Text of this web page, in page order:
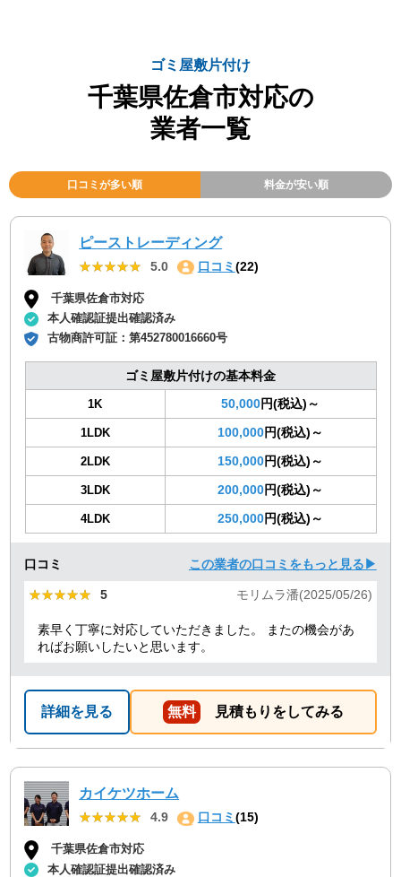
ゴミ屋敷片付け
千葉県佐倉市対応の
業者一覧
口コミが多い順 料金が安い順
ピーストレーディング
★★★★★
★★★★★ 5.0 口コミ (22)
千葉県佐倉市対応
本人確認証提出確認済み
古物商許可証：第452780016660号
ゴミ屋敷片付けの基本料金
1K 50,000円(税込)～
1LDK 100,000円(税込)～
2LDK 150,000円(税込)～
3LDK 200,000円(税込)～
4LDK 250,000円(税込)～
口コミ この業者の口コミをもっと見る▶
★★★★★
★★★★★ 5 モリムラ潘(2025/05/26)
素早く丁寧に対応していただきました。 またの機会があ
ればお願いしたいと思います。
詳細を見る 無料 見積もりをしてみる
カイケツホーム
★★★★★
★★★★★ 4.9 口コミ(15)
千葉県佐倉市対応
本人確認証提出確認済み